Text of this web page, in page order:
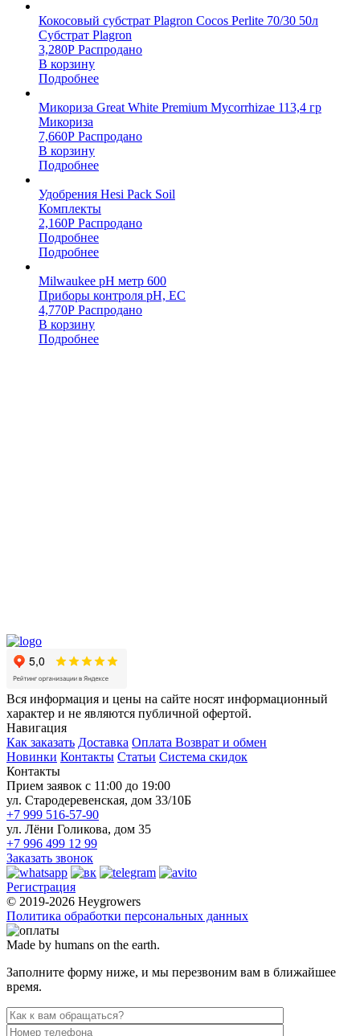
Кокосовый субстрат Plagron Cocos Perlite 70/30 50л
Субстрат Plagron
3,280Р Распродано
В корзину
Подробнее
Микориза Great White Premium Mycorrhizae 113,4 гр
Микориза
7,660Р Распродано
В корзину
Подробнее
Удобрения Hesi Pack Soil
Комплекты
2,160Р Распродано
Подробнее
Подробнее
Milwaukee pH метр 600
Приборы контроля pH, EC
4,770Р Распродано
В корзину
Подробнее
Вся информация и цены на сайте носят информационный
характер и не являются публичной офертой.
Навигация
Как заказать Доставка Оплата Возврат и обмен
Новинки Контакты Статьи Система скидок
Контакты
Прием заявок с 11:00 до 19:00
ул. Стародеревенская, дом 33/10Б
+7 999 516-57-90
ул. Лёни Голикова, дом 35
+7 996 499 12 99
Заказать звонок
Регистрация
© 2019-2026 Heygrowers
Политика обработки персональных данных
Made by humans on the earth.
Заполните форму ниже, и мы перезвоним вам в ближайшее
время.